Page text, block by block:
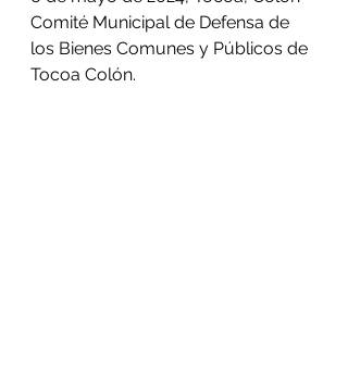
Comité Municipal de Defensa de
los Bienes Comunes y Públicos de
Tocoa Colón.